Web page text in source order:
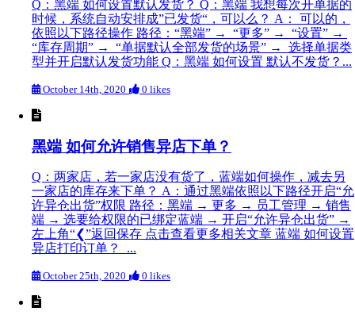
Q：黑端 如何设置默认发货？ Q：黑端 我想每次开单据的
时候，系统自动安排成”已发货“，可以么？ A： 可以的，
依照以下路径操作 路径：“黑端” → “更多” → “设置” →
“库存周期” → “单据默认全部发货的场景” → 选择单据类
型并开启默认发货功能 Q：黑端 如何设置 默认不发货？...
October 14th, 2020 0 likes
黑端 如何允许销售异店下单？
Q：两家店，若一家店没有货了，蓝端如何操作，减去另
一家店的库存来下单？ A：通过黑端依照以下路径开启“允
许异仓出货”权限 路径：黑端 → 更多 → 员工管理 → 销售
端 → 选要给权限的已绑定蓝端 → 开启“允许异仓出货” →
左上角“❮”返回保存 点击查看更多相关文章 蓝端 如何设置
异店打印订单？ ...
October 25th, 2020 0 likes